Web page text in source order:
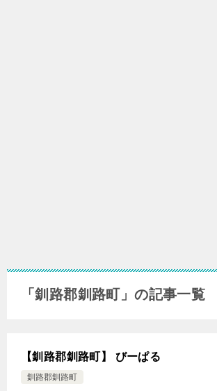
「釧路郡釧路町」の記事一覧
【釧路郡釧路町】 びーぱる
釧路郡釧路町